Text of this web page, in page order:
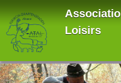
Loisirs